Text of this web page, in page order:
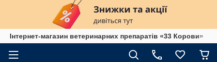
Інтернет-магазин ветеринарних препаратів «33 Корови»